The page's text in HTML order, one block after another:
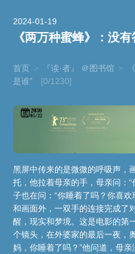
2024-01-19
《两万种蜜蜂》：没
首页 > 『读·者』 ＠图书馆 >
是谁”
[0/1230]
黑屏中传来的是微微的呼吸声，
托，他拉着母亲的手，母亲问
子也在问：“你睡着了吗？你喜
和画面外，一双手的连接完成了
醒，现实和梦境。这是电影的第
个镜头，在外婆家的最后一夜，
妈，你睡着了吗？”他问道，母